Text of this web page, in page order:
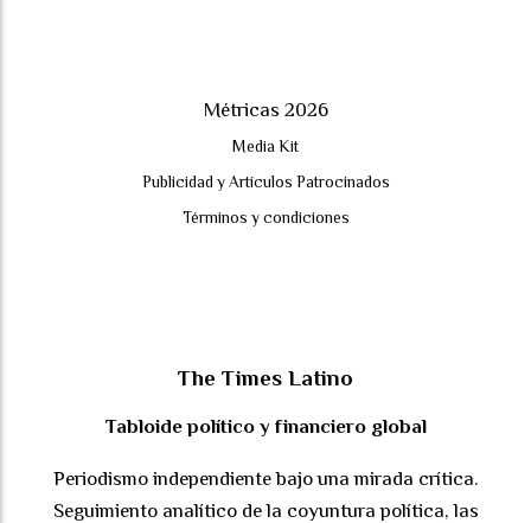
Métricas 2026
Media Kit
Publicidad y Artículos Patrocinados
Términos y condiciones
The Times Latino
Tabloide político y financiero global
Periodismo independiente bajo una mirada crítica.
Seguimiento analítico de la coyuntura política, las